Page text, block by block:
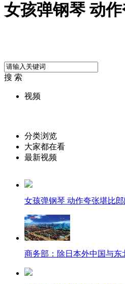
女孩弹钢琴 动
搜 索
视频
分类浏览
大家都在看
最新视频
女孩弹钢琴 动作夸张堪比郎
商务部：除日本外中国与东